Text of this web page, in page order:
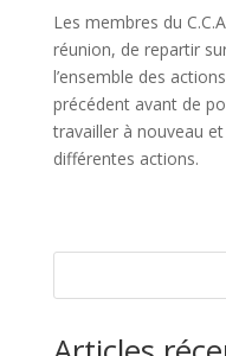
Les membres du
réunion, de repartir
l’ensemble des
précédent avant de
travailler à nouveau
différentes actions.